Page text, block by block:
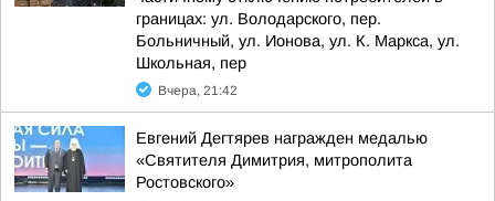
границах: ул. Володарского, пер.
Больничный, ул. Ионова, ул. К. Маркса, ул.
Школьная, пер
Вчера, 21:42
Евгений Дегтярев награжден медалью
«Святителя Димитрия, митрополита
Ростовского»